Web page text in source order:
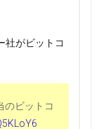
社がビットコ
のビットコ